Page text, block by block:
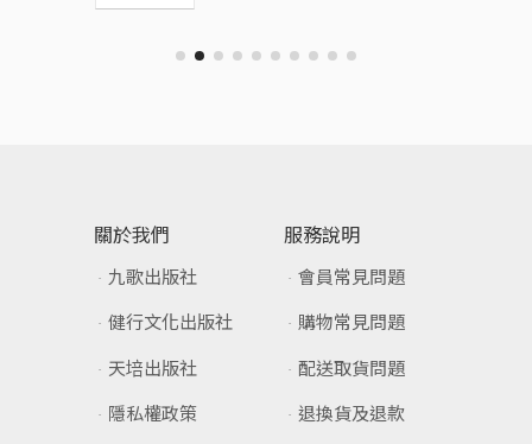
關於我們
九歌出版社
健行文化出版社
天培出版社
隱私權政策
服務說明
會員常見問題
購物常見問題
配送取貨問題
退換貨及退款